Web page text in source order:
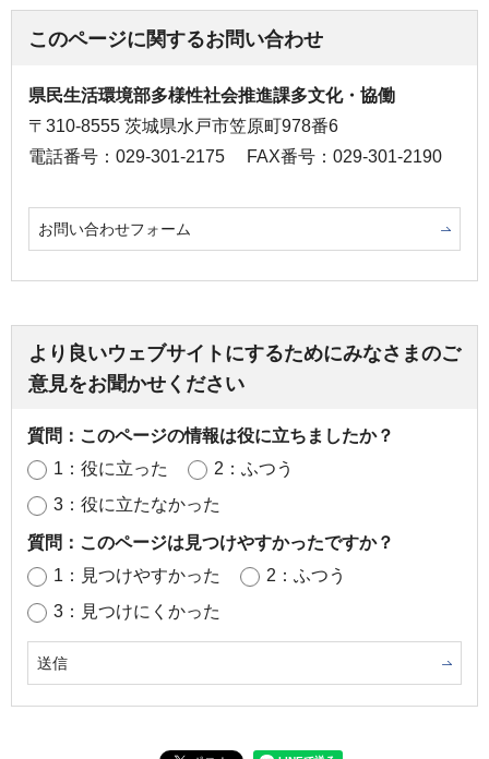
このページに関するお問い合わせ
県民生活環境部多様性社会推進課多文化・協働
〒310-8555 茨城県水戸市笠原町978番6
電話番号：029-301-2175
FAX番号：029-301-2190
お問い合わせフォーム
より良いウェブサイトにするためにみなさまのご
意見をお聞かせください
質問：このページの情報は役に立ちましたか？
1：役に立った
2：ふつう
3：役に立たなかった
質問：このページは見つけやすかったですか？
1：見つけやすかった
2：ふつう
3：見つけにくかった